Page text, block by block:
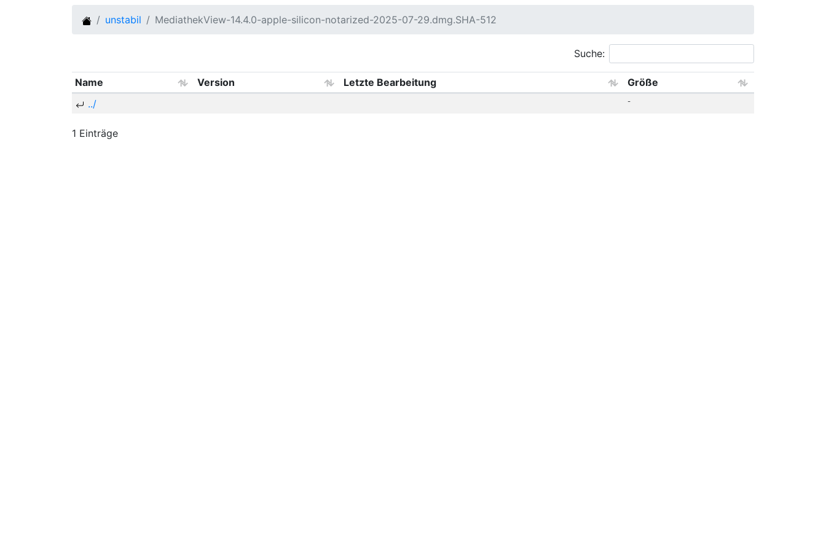
unstabil MediathekView-14.4.0-apple-silicon-notarized-2025-07-29.dmg.SHA-512
Suche:
Name Version Letzte Bearbeitung
Größe
../
-
1 Einträge